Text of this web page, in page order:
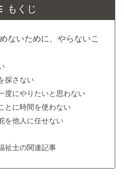
もくじ
ないために、やらないこ
探さない
度にやりたいと思わない
とに時間を使わない
を他人に任せない
祉士の関連記事